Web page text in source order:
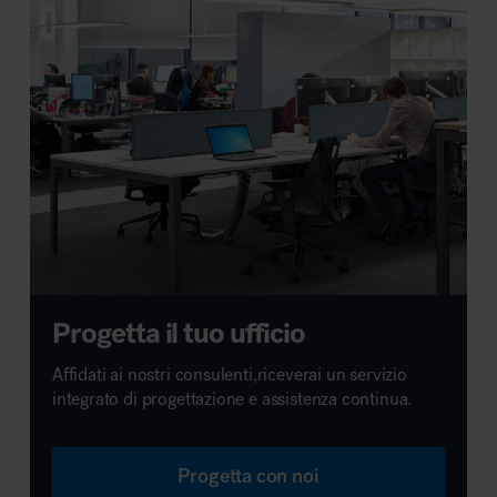
Progetta il tuo ufficio
Affidati ai nostri consulenti,riceverai un servizio
integrato di progettazione e assistenza continua.
Progetta con noi